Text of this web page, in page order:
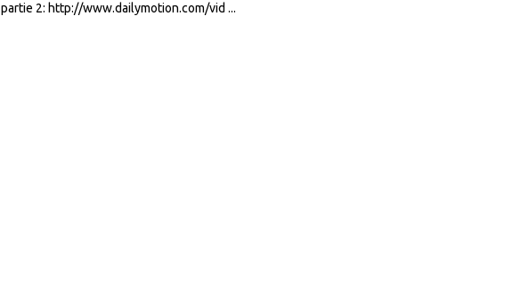
partie 2: http://www.dailymotion.com/vid ...